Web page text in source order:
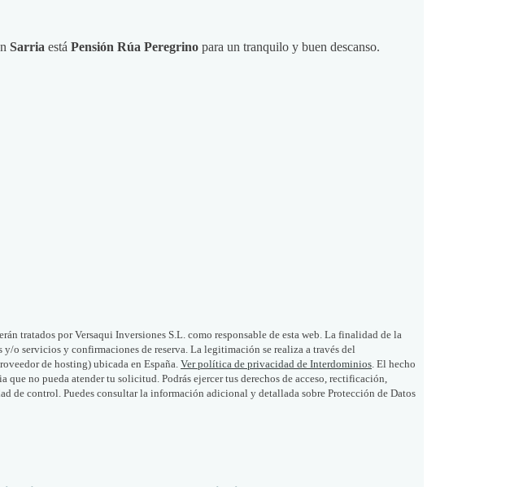
Sarria está Pensión Rúa Peregrino para un tranquilo y buen descanso.
tratados por Versaqui Inversiones S.L. como responsable de esta web. La finalidad de la
o servicios y confirmaciones de reserva. La legitimación se realiza a través del
de hosting) ubicada en España. Ver política de privacidad de Interdominios. El hecho
no pueda atender tu solicitud. Podrás ejercer tus derechos de acceso, rectificación,
de control. Puedes consultar la información adicional y detallada sobre Protección de Datos